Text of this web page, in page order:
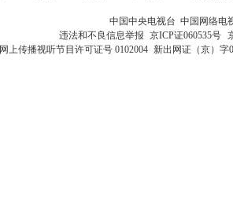
中国中央电视台 中国网络电
违法和不良信息举报 京ICP证060535号
网上传播视听节目许可证号 0102004 新出网证（京）